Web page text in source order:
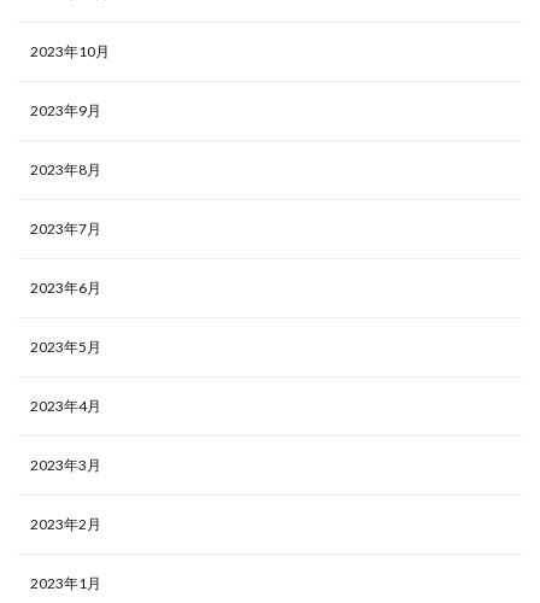
2023年10月
2023年9月
2023年8月
2023年7月
2023年6月
2023年5月
2023年4月
2023年3月
2023年2月
2023年1月